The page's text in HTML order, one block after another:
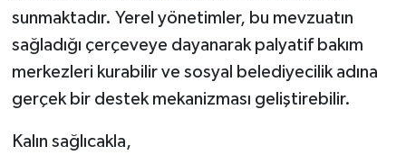
sunmaktadır. Yerel yönetimler, bu mevzuatın
sağladığı çerçeveye dayanarak palyatif bakım
merkezleri kurabilir ve sosyal belediyecilik adına
gerçek bir destek mekanizması geliştirebilir.
Kalın sağlıcakla,